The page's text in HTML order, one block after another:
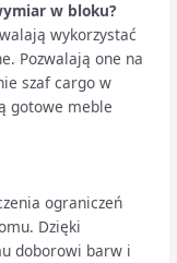
w bloku?
wykorzystać
Pozwalają one na
szaf cargo w
gotowe meble
ograniczeń
Dzięki
doborowi barw i